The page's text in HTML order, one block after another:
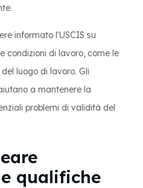
informato l'USCIS su
condizioni di lavoro, come le
luogo di lavoro. Gli
a mantenere la
problemi di validità del
qualifiche